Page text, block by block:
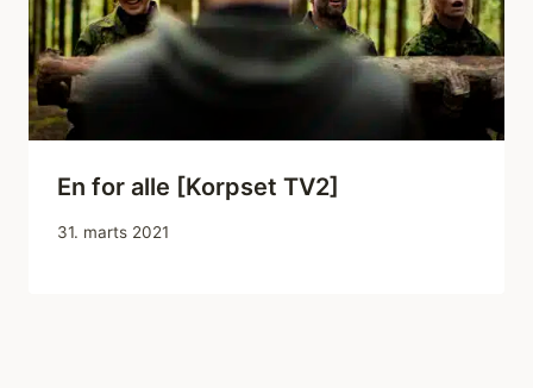
En for alle [Korpset TV2]
31. marts 2021